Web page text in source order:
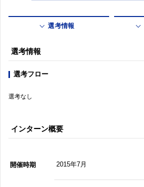
選考情報
選考情報
選考フロー
選考なし
インターン概要
開催時期 2015年7月